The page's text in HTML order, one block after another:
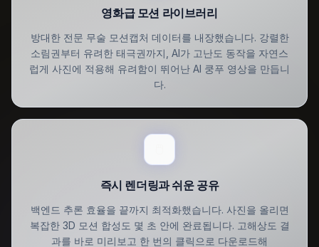
영화급 모션 라이브러리
방대한 전문 무술 모션캡처 데이터를 내장했습니다. 강렬한
소림권부터 유려한 태극권까지, AI가 고난도 동작을 자연스
럽게 사진에 적용해 유려함이 뛰어난 AI 쿵푸 영상을 만듭니
다.
즉시 렌더링과 쉬운 공유
백엔드 추론 효율을 끝까지 최적화했습니다. 사진을 올리면
복잡한 3D 모션 합성도 몇 초 안에 완료됩니다. 고해상도 결
과를 바로 미리보고 한 번의 클릭으로 다운로드해